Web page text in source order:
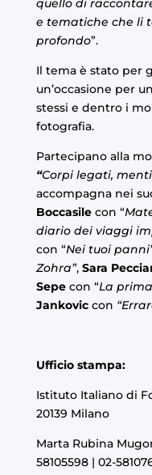
quello di
e tematiche che li
profondo”.
Il tema è stato per
un’occasione per
stessi e dentro i
fotografia.
Partecipano alla
“Corpi legati,
accompagna nei
Boccasile con “
diario dei viaggi
con “Nei tuoi
Zohra”, Sara
Sepecon “La
Jankovic con
Ufficio stampa:
Istituto Italiano di
20139 Milano
Marta Rubina
58105598 | 02-